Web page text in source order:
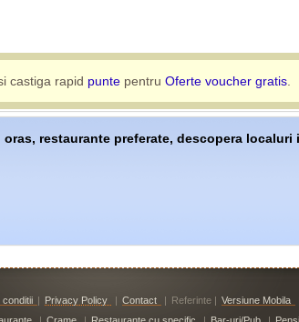
castiga rapid puntepentru Oferte voucher gratis.
restaurante preferate, descopera
conditii | Privacy Policy | Contact | Referinte | Versiune Mobila